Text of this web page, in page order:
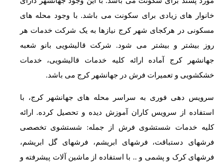
خانوار های زیادی برای سکونت می باشد. با وجود محله های
مسکونی در هرکجای شهر کرج نیازها به یک شرکت خدمات هر
روز بیشتر و بیشتر می شود. شرکت قالیشویی بانو شعبه
جهانشهر کرج آماده ارائه کلیه خدمات قالیشویی، خدمات
خشکشویی و تعمیرات فرش در جهانشهر کرج می باشد.
سرویس دهی فوری به سراسر محله های جهانشهر کرج، با
استفاده از سرویس کاران آموزش دیده و تحصیل کرده. ارائه
کلیه خدمات شستشوی فرش از جمله: شستشوی تخصصی
فرشهای دستباقت، فرشهای ابریشم، فرشهای گل ابریشم،
فرشهای کرک و پشمی و .. با استفاده از ماشین آلات پیشرفته و